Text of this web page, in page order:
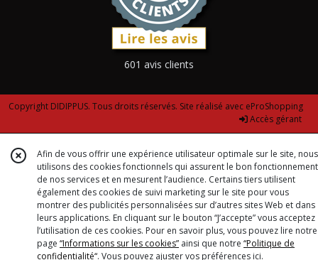
601 avis clients
Copyright DIDIPPUS. Tous droits réservés. Site réalisé avec eProShopping
Accès gérant
Afin de vous offrir une expérience utilisateur optimale sur le site, nous
utilisons des cookies fonctionnels qui assurent le bon fonctionnement
de nos services et en mesurent l’audience. Certains tiers utilisent
également des cookies de suivi marketing sur le site pour vous
montrer des publicités personnalisées sur d’autres sites Web et dans
leurs applications. En cliquant sur le bouton “J’accepte” vous acceptez
l’utilisation de ces cookies. Pour en savoir plus, vous pouvez lire notre
page “Informations sur les cookies” ainsi que notre “Politique de
confidentialité“. Vous pouvez ajuster vos préférences ici.